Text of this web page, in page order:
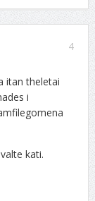
4
itan theletai
i
kati.